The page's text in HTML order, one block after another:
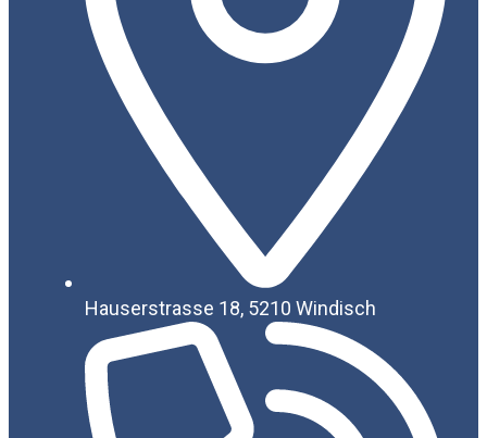
Hauserstrasse 18, 5210 Windisch